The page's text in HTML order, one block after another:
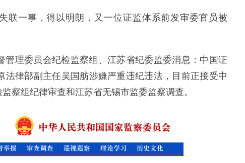
联一事，得以明朗，又一位证监体系前发审委官员被
理委员会纪检监察组、江苏省纪委监委消息：中国证
律部副主任吴国舫涉嫌严重违纪违法，目前正接受中
察组纪律审查和江苏省无锡市监委监察调查。